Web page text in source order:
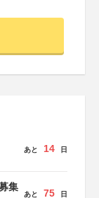
あと 14 日
集
あと 75 日